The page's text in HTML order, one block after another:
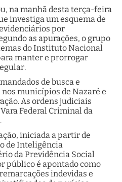
na manhã desta terça-feira
investiga um esquema de
por
as apurações, o grupo
do Instituto Nacional
manter e prorrogar
de busca e
municípios de Nazaré e
As ordens judiciais
Federal Criminal da
iniciada a partir de
de Inteligência
da Previdência Social
público é apontado como
indevidas e